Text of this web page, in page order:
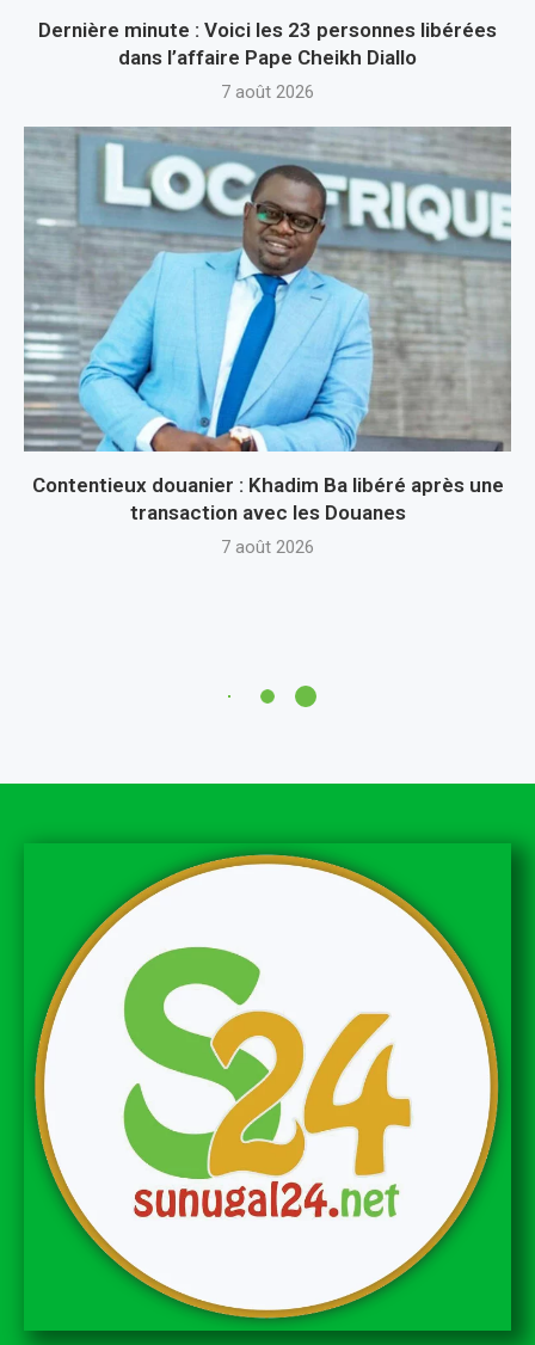
Dernière minute : Voici les 23 personnes libérées
dans l’affaire Pape Cheikh Diallo
7 août 2026
Contentieux douanier : Khadim Ba libéré après une
transaction avec les Douanes
7 août 2026